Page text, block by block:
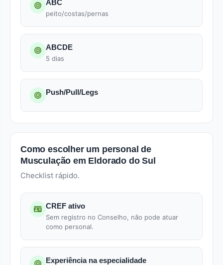
ABC
peito/costas/pernas
ABCDE
5 dias
Push/Pull/Legs
Como escolher um personal de
Musculação em Eldorado do Sul
Checklist rápido.
CREF ativo
Sem registro no Conselho, não pode atuar
como personal.
Experiência na especialidade